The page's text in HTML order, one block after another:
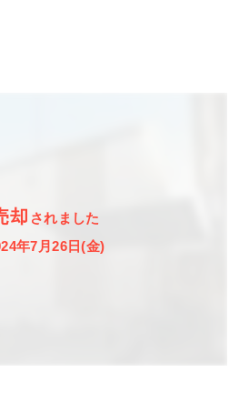
却 されました
年7月26日(金)